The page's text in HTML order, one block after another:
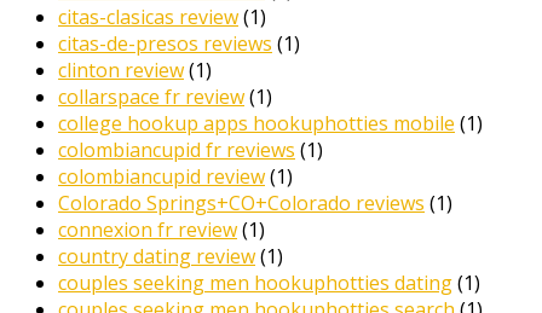
citas-clasicas review(1)
citas-de-presos reviews (1)
clinton review(1)
collarspace fr review(1)
college hookup apps hookuphotties mobile (1)
colombiancupid fr reviews (1)
colombiancupid review(1)
Colorado Springs+CO+Colorado reviews (1)
connexion fr review(1)
country dating review(1)
couples seeking men hookuphotties dating(1)